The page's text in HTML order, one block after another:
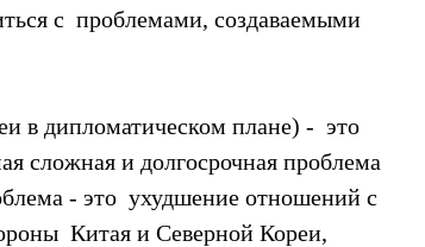
с  проблемами, создаваемыми
в дипломатическом плане) -  это
сложная и долгосрочная проблема
- это  ухудшение отношений с
Китая и Северной Кореи,